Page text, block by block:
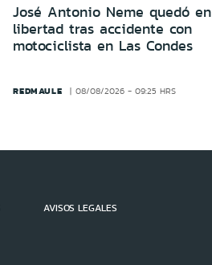
José Antonio Neme quedó en
libertad tras accidente con
motociclista en Las Condes
REDMAULE 08/08/2026 - 09:25 HRS
AVISOS LEGALES